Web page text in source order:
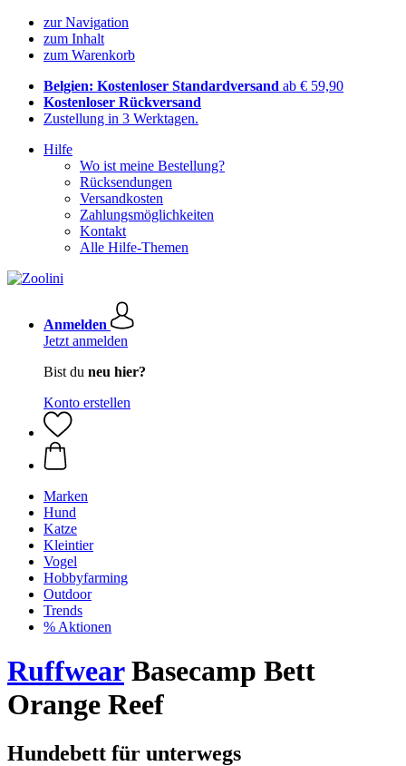
zur Navigation
zum Inhalt
zum Warenkorb
Belgien: Kostenloser Standardversand ab € 59,90
Kostenloser Rückversand
Zustellung in 3 Werktagen.
Hilfe
Wo ist meine Bestellung?
Rücksendungen
Versandkosten
Zahlungsmöglichkeiten
Kontakt
Alle Hilfe-Themen
Anmelden
Jetzt anmelden
Bist du neu hier?
Konto erstellen
Marken
Hund
Katze
Kleintier
Vogel
Hobbyfarming
Outdoor
Trends
% Aktionen
RuffwearBasecamp Bett
Orange Reef
Hundebett für unterwegs